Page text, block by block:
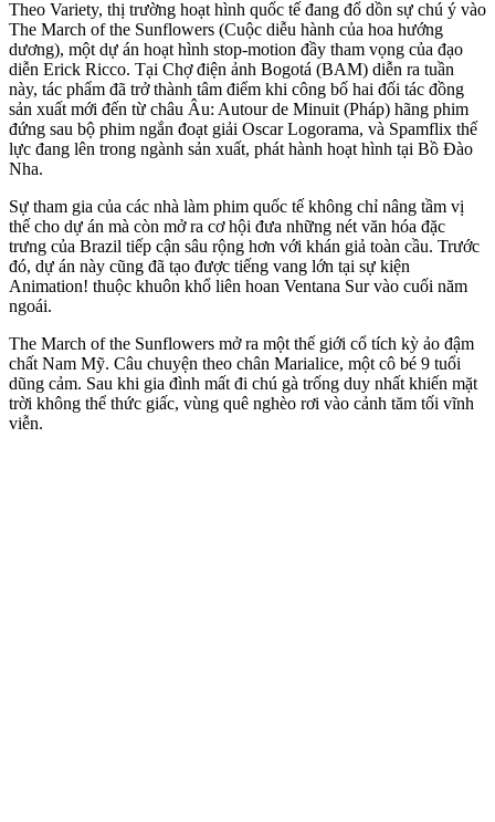
Theo Variety, thị trường hoạt hình quốc tế đang đổ dồn sự chú ý vào
The March of the Sunflowers (Cuộc diễu hành của hoa hướng
dương), một dự án hoạt hình stop-motion đầy tham vọng của đạo
diễn Erick Ricco. Tại Chợ điện ảnh Bogotá (BAM) diễn ra tuần
này, tác phẩm đã trở thành tâm điểm khi công bố hai đối tác đồng
sản xuất mới đến từ châu Âu: Autour de Minuit (Pháp) hãng phim
đứng sau bộ phim ngắn đoạt giải Oscar Logorama, và Spamflix thế
lực đang lên trong ngành sản xuất, phát hành hoạt hình tại Bồ Đào
Nha.
Sự tham gia của các nhà làm phim quốc tế không chỉ nâng tầm vị
thế cho dự án mà còn mở ra cơ hội đưa những nét văn hóa đặc
trưng của Brazil tiếp cận sâu rộng hơn với khán giả toàn cầu. Trước
đó, dự án này cũng đã tạo được tiếng vang lớn tại sự kiện
Animation! thuộc khuôn khổ liên hoan Ventana Sur vào cuối năm
ngoái.
The March of the Sunflowers mở ra một thế giới cổ tích kỳ ảo đậm
chất Nam Mỹ. Câu chuyện theo chân Marialice, một cô bé 9 tuổi
dũng cảm. Sau khi gia đình mất đi chú gà trống duy nhất khiến mặt
trời không thể thức giấc, vùng quê nghèo rơi vào cảnh tăm tối vĩnh
viễn.